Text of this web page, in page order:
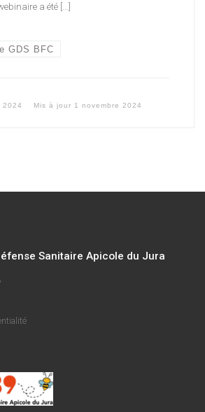
a été […]
GDS BFC
2024 Mis à jour 1 novembre 2024
Sanitaire Apicole du Jura